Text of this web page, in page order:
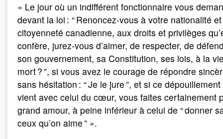
« Le jour où un indifférent fonctionnaire vous
devant la loi : “ Renoncez-vous à votre nationalité
citoyenneté canadienne, aux droits et privilèges
confère, jurez-vous d’aimer, de respecter, de
son gouvernement, sa Constitution, ses lois, à la
mort ? ”, si vous avez le courage de répondre
sans hésitation : “ Je le jure ”, et si ce
vient avec celui du cœur, vous faites certainement
grand amour, à peine inférieur à celui de “ donner
ceux qu’on aime ” ».